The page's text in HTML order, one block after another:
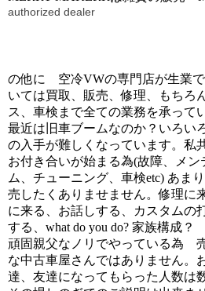
authorized dealer
の他に 空冷VWの専門店が生業
いては買取、販売、修理、もちろ
ス、車検まで全ての業務を承って
最近は旧車ブームなのか？いろい
の入手が難しくなっています。私
お付き合いが始まる為(故障、メン
ム、チューニング、車検etc) あま
売したくありませません。修理に
に来る、お話しする、カスタムの
する、what do you do? 家族構成
頑固親父なノリでやっている為
な中古車屋さんではありません。
達、友達になってもらった人数は